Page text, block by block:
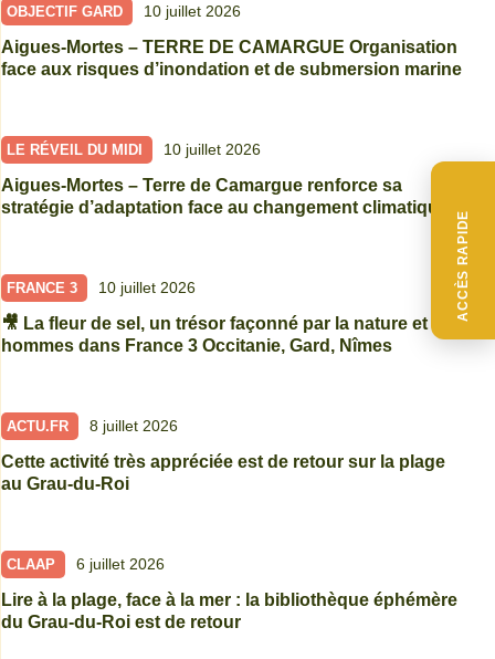
ACCÈS RAPIDE
OBJECTIF GARD 10 juillet 2026
Aigues-Mortes – TERRE DE CAMARGUE Organisation
face aux risques d’inondation et de submersion marine
LE RÉVEIL DU MIDI 10 juillet 2026
Aigues-Mortes – Terre de Camargue renforce sa
stratégie d’adaptation face au changement climatique
FRANCE 3 10 juillet 2026
🎥 La fleur de sel, un trésor façonné par la nature et les
hommes dans France 3 Occitanie, Gard, Nîmes
ACTU.FR 8 juillet 2026
Cette activité très appréciée est de retour sur la plage
au Grau-du-Roi
CLAAP 6 juillet 2026
Lire à la plage, face à la mer : la bibliothèque éphémère
du Grau-du-Roi est de retour